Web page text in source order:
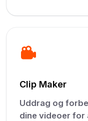
Clip Maker
Uddrag og
dine videoer for